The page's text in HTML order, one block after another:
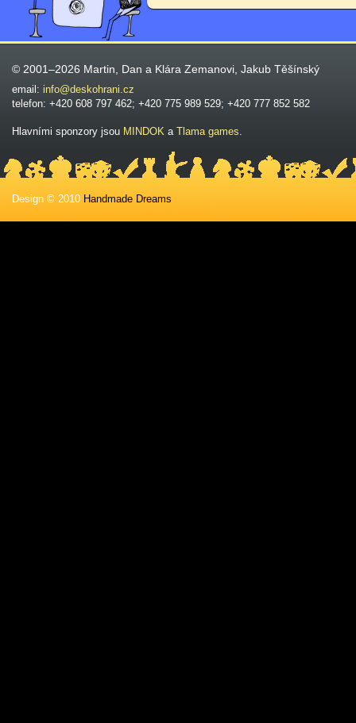
© 2001–2026 Martin, Dan a Klára Zemanovi, Jakub Těšínský
email: info@deskohrani.cz
telefon: +420 608 797 462; +420 775 989 529; +420 777 852 582
Hlavními sponzory jsou MINDOK a Tlama games.
Design © 2010 Handmade Dreams